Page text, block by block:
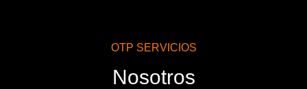
OTP SERVICIOS
Nosotros